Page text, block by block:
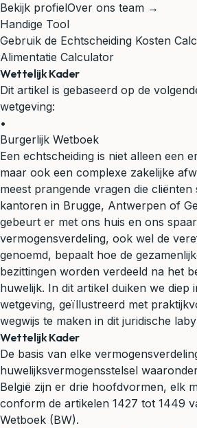
Bekijk profielOver ons team →
Handige Tool
Gebruik de Echtscheiding Kosten
Alimentatie Calculator
Wettelijk Kader
Dit artikel is gebaseerd op de
wetgeving:
•
Burgerlijk Wetboek
Een echtscheiding is niet alleen een
maar ook een complexe zakelijke
meest prangende vragen die cliënten
kantoren in Brugge, Antwerpen of
gebeurt er met ons huis en ons
vermogensverdeling, ook wel de
genoemd, bepaalt hoe de
bezittingen worden verdeeld na het
huwelijk. In dit artikel duiken we diep
wetgeving, geïllustreerd met
wegwijs te maken in dit juridische
Wettelijk Kader
De basis van elke
huwelijksvermogensstelsel
België zijn er drie hoofdvormen, elk
conform de artikelen 1427 tot 1449
Wetboek (BW).